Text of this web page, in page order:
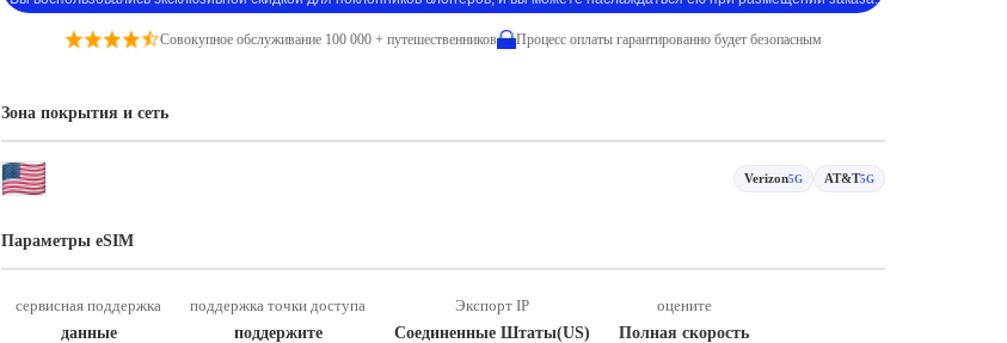
Совокупное обслуживание 100 000 + путешественников Процесс оплаты гарантированно будет безопасным
Зона покрытия и сеть
Verizon5G AT&T5G
Параметры eSIM
сервисная поддержка
данные
поддержка точки доступа
поддержите
Экспорт IP
Соединенные Штаты(US)
оцените
Полная скорость